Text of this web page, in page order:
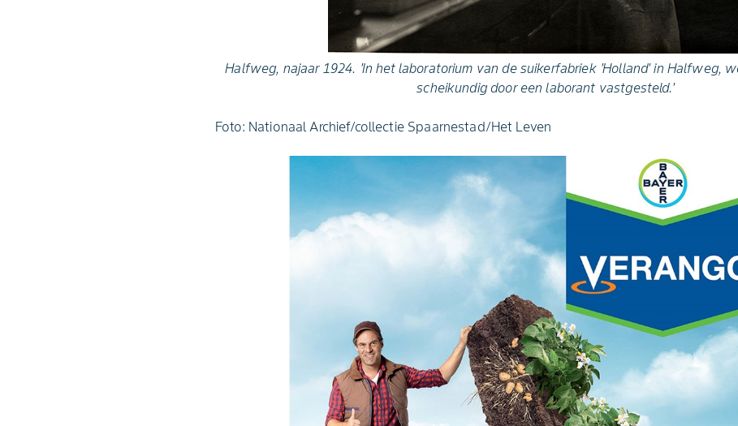
Halfweg, najaar 1924. 'In het laboratorium van de suikerfabriek 'Holland' in Halfweg,
scheikundig door een laborant vastgesteld.'
Foto: Nationaal Archief/collectie Spaarnestad/Het Leven